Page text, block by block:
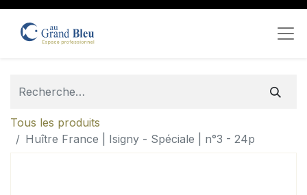
Tous les produits
Huître France | Isigny - Spéciale | n°3 - 24p